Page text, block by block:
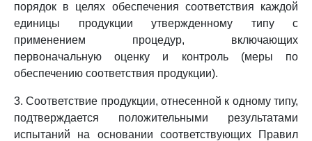
порядок в целях обеспечения соответствия каждой
единицы продукции утвержденному типу с
применением процедур, включающих
первоначальную оценку и контроль (меры по
обеспечению соответствия продукции).
3. Соответствие продукции, отнесенной к одному типу,
подтверждается положительными результатами
испытаний на основании соответствующих Правил